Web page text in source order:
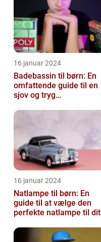
16 januar 2024
Badebassin til børn: En
omfattende guide til en
sjov og tryg
16 januar 2024
Natlampe til børn: En
guide til at vælge den
perfekte natlampe til dit